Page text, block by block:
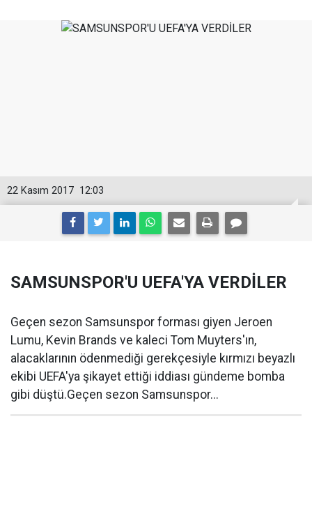
12:03
22 Kasım 2017
SAMSUNSPOR'U UEFA'YA VERDİLER
Geçen sezon Samsunspor forması giyen Jeroen
Lumu, Kevin Brands ve kaleci Tom Muyters'ın,
alacaklarının ödenmediği gerekçesiyle kırmızı beyazlı
ekibi UEFA'ya şikayet ettiği iddiası gündeme bomba
gibi düştü.Geçen sezon Samsunspor...